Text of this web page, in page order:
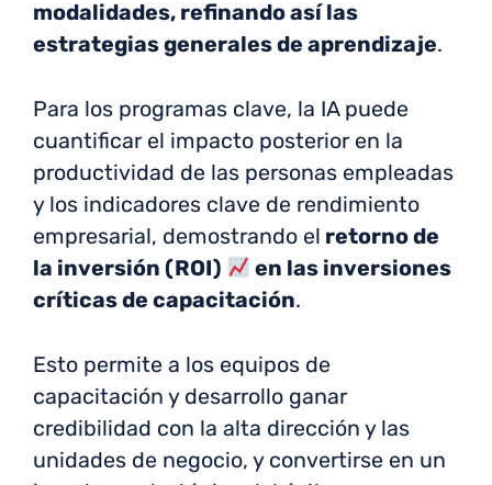
modalidades, refinando así las
estrategias generales de aprendizaje.
Para los programas clave, la IA puede
cuantificar el impacto posterior en la
productividad de las personas empleadas
y los indicadores clave de rendimiento
empresarial, demostrando el retorno de
la inversión (ROI)
en las inversiones
críticas de capacitación.
Esto permite a los equipos de
capacitación y desarrollo ganar
credibilidad con la alta dirección y las
unidades de negocio, y convertirse en un